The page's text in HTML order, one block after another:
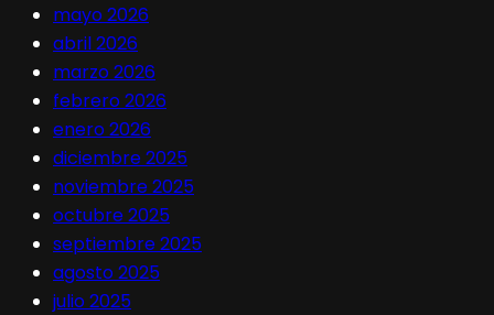
mayo 2026
abril 2026
marzo 2026
febrero 2026
enero 2026
diciembre 2025
noviembre 2025
octubre 2025
septiembre 2025
agosto 2025
julio 2025